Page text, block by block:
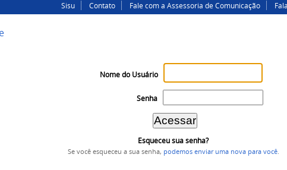
Sisu Contato Fale com a Assessoria de Comunicação
Nome do Usuário
Senha
Esqueceu sua senha?
Se você esqueceu a sua senha, podemos enviar uma nova para você.